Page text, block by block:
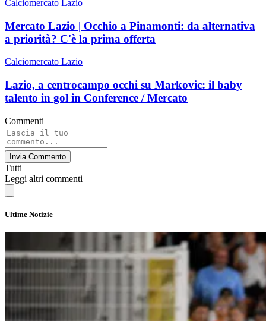
Calciomercato Lazio
Mercato Lazio | Occhio a Pinamonti: da alternativa
a priorità? C'è la prima offerta
Calciomercato Lazio
Lazio, a centrocampo occhi su Markovic: il baby
talento in gol in Conference / Mercato
Commenti
Invia Commento
Tutti
Leggi altri commenti
Ultime Notizie